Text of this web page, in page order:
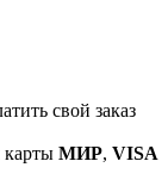
свой заказ
карты МИР, VISA